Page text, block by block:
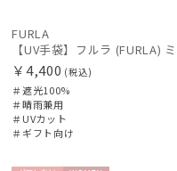
絞り込み
FURLA
￥4,400 (税込)
＃遮光100%
＃晴雨兼用
＃UVカット
＃ギフト向け